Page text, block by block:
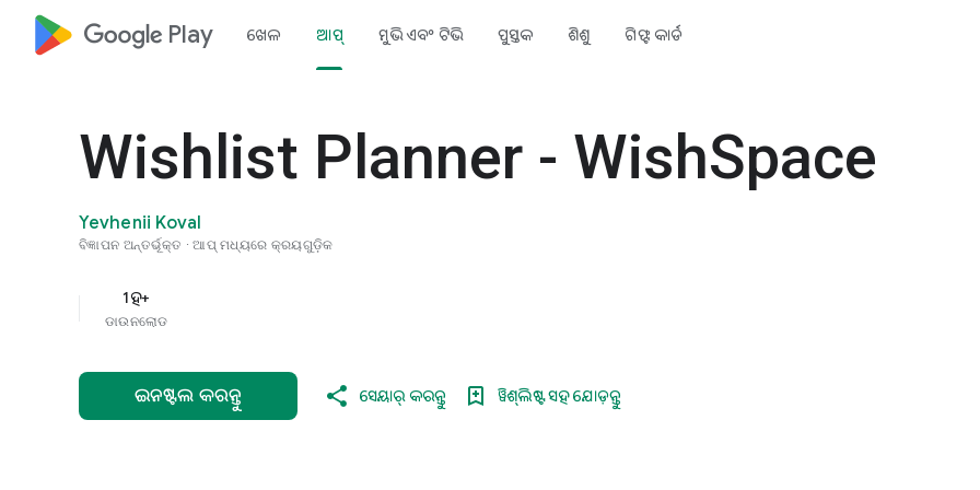
google_logo Play ଖେଳ ଆପ୍‌ ମୁଭି ଏବଂ ଟିଭି ପୁସ୍ତକ ଶିଶୁ ଗିଫ୍ଟ କାର୍ଡ
Wishlist Planner - WishSpace
Yevhenii Koval
ବିଜ୍ଞାପନ ଅନ୍ତର୍ଭୂକ୍ତ ଆପ୍‌ ମଧ୍ୟରେ କ୍ରୟଗୁଡ଼ିକ
1ହ+
ଡାଉନଲୋଡ
ଇନଷ୍ଟଲ କରନ୍ତୁ ସେୟାର୍ କରନ୍ତୁ ୱିଶ୍‍ଲିଷ୍ଟ ସହ ଯୋଡ଼ନ୍ତୁ